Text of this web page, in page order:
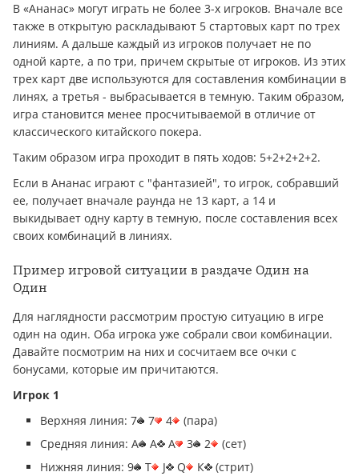
В «Ананас» могут играть не более 3-х игроков. Вначале все
также в открытую раскладывают 5 стартовых карт по трех
линиям. А дальше каждый из игроков получает не по
одной карте, а по три, причем скрытые от игроков. Из этих
трех карт две используются для составления комбинации в
линях, а третья - выбрасывается в темную. Таким образом,
игра становится менее просчитываемой в отличие от
классического китайского покера.
Таким образом игра проходит в пять ходов: 5+2+2+2+2.
Если в Ананас играют с "фантазией", то игрок, собравший
ее, получает вначале раунда не 13 карт, а 14 и
выкидывает одну карту в темную, после составления всех
своих комбинаций в линиях.
Пример игровой ситуации в раздаче Один на
Один
Для наглядности рассмотрим простую ситуацию в игре
один на один. Оба игрока уже собрали свои комбинации.
Давайте посмотрим на них и сосчитаем все очки с
бонусами, которые им причитаются.
Игрок 1
Верхняя линия: 7
7 4
(пара)
Средняя линия: А
А А 3 2
(сет)
Нижняя линия: 9
T J Q К
(стрит)